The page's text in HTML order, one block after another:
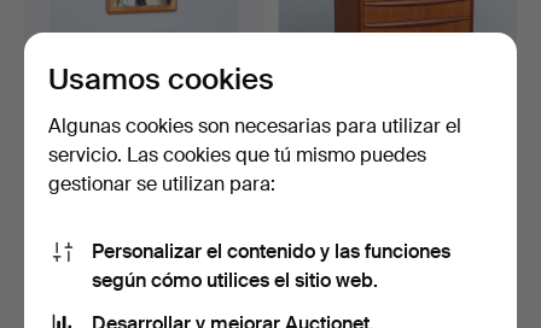
ULDUM MØBELFABRIK.
Cómoda y espejo, madera…
520 USD
Cómoda escandinava de
578 USD
Suscribir búsqueda
Usamos cookies
Algunas cookies son necesarias para utilizar el
servicio. Las cookies que tú mismo puedes
gestionar se utilizan para:
Personalizar el contenido y las funciones
según cómo utilices el sitio web.